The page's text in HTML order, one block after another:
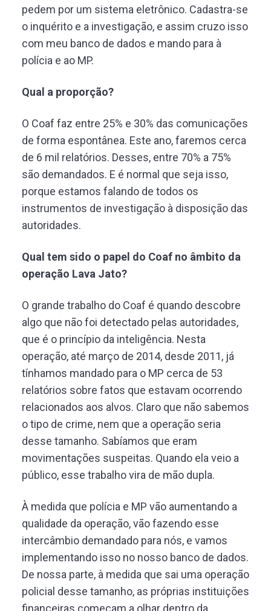
pedem por um sistema eletrônico. Cadastra-se
o inquérito e a investigação, e assim cruzo isso
com meu banco de dados e mando para à
polícia e ao MP.
Qual a proporção?
O Coaf faz entre 25% e 30% das comunicações
de forma espontânea. Este ano, faremos cerca
de 6 mil relatórios. Desses, entre 70% a 75%
são demandados. E é normal que seja isso,
porque estamos falando de todos os
instrumentos de investigação à disposição das
autoridades.
Qual tem sido o papel do Coaf no âmbito da
operação Lava Jato?
O grande trabalho do Coaf é quando descobre
algo que não foi detectado pelas autoridades,
que é o princípio da inteligência. Nesta
operação, até março de 2014, desde 2011, já
tínhamos mandado para o MP cerca de 53
relatórios sobre fatos que estavam ocorrendo
relacionados aos alvos. Claro que não sabemos
o tipo de crime, nem que a operação seria
desse tamanho. Sabíamos que eram
movimentações suspeitas. Quando ela veio a
público, esse trabalho vira de mão dupla.
À medida que polícia e MP vão aumentando a
qualidade da operação, vão fazendo esse
intercâmbio demandado para nós, e vamos
implementando isso no nosso banco de dados.
De nossa parte, à medida que sai uma operação
policial desse tamanho, as próprias instituições
financeiras começam a olhar dentro da